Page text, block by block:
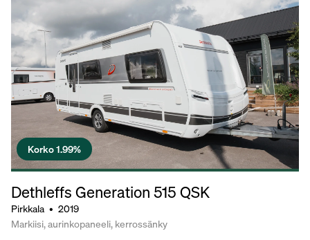
Korko 1.99%
Dethleffs Generation 515 QSK
Pirkkala • 2019
Markiisi, aurinkopaneeli, kerrossänky